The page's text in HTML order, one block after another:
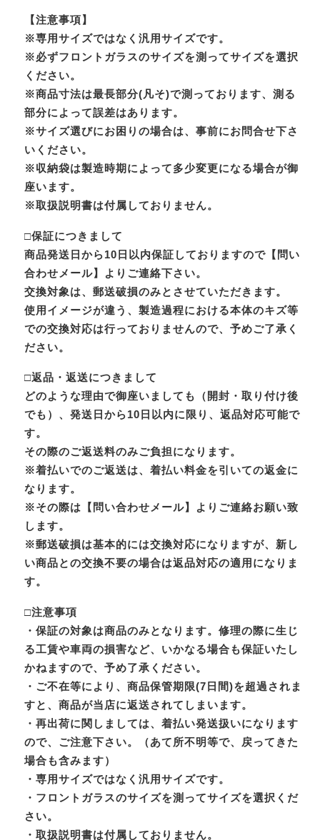
【注意事項】
※専用サイズではなく汎用サイズです。
※必ずフロントガラスのサイズを測ってサイズを選択
ください。
※商品寸法は最長部分(凡そ)で測っております、測る
部分によって誤差はあります。
※サイズ選びにお困りの場合は、事前にお問合せ下さ
いください。
※収納袋は製造時期によって多少変更になる場合が御
座います。
※取扱説明書は付属しておりません。
□保証につきまして
商品発送日から10日以内保証しておりますので【問い
合わせメール】よりご連絡下さい。
交換対象は、郵送破損のみとさせていただきます。
使用イメージが違う、製造過程における本体のキズ等
での交換対応は行っておりませんので、予めご了承く
ださい。
□返品・返送につきまして
どのような理由で御座いましても（開封・取り付け後
でも）、発送日から10日以内に限り、返品対応可能で
す。
その際のご返送料のみご負担になります。
※着払いでのご返送は、着払い料金を引いての返金に
なります。
※その際は【問い合わせメール】よりご連絡お願い致
します。
※郵送破損は基本的には交換対応になりますが、新し
い商品との交換不要の場合は返品対応の適用になりま
す。
□注意事項
・保証の対象は商品のみとなります。修理の際に生じ
る工賃や車両の損害など、いかなる場合も保証いたし
かねますので、予め了承ください。
・ご不在等により、商品保管期限(7日間)を超過されま
すと、商品が当店に返送されてしまいます。
・再出荷に関しましては、着払い発送扱いになります
ので、ご注意下さい。（あて所不明等で、戻ってきた
場合も含みます）
・専用サイズではなく汎用サイズです。
・フロントガラスのサイズを測ってサイズを選択くだ
さい。
・取扱説明書は付属しておりません。